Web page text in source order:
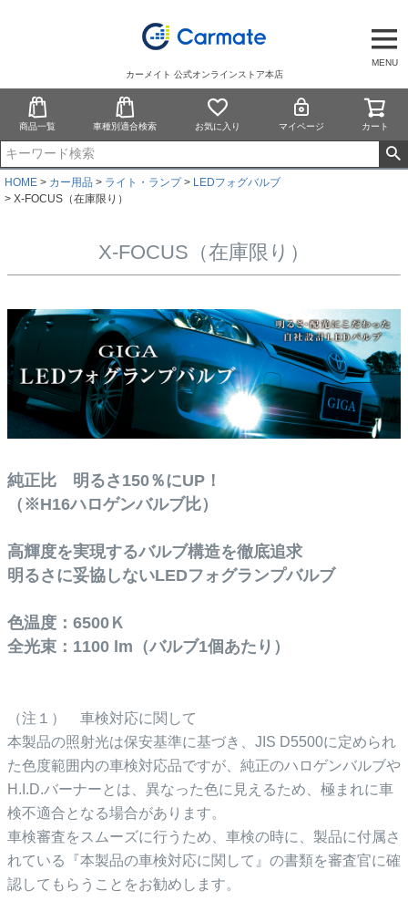
MENU
カーメイト 公式オンラインストア本店
商品一覧 車種別適合検索 お気に入り マイページ カート
HOME カー用品 ライト・ランプ
LEDフォグバルブ
X-FOCUS（在庫限り）
X-FOCUS（在庫限り）
純正比 明るさ150％にUP！
（※H16ハロゲンバルブ比）
高輝度を実現するバルブ構造を徹底追求
明るさに妥協しないLEDフォグランプバルブ
色温度：6500Ｋ
全光束：1100 lm（バルブ1個あたり）
（注１） 車検対応に関して
本製品の照射光は保安基準に基づき、JIS D5500に定められ
た色度範囲内の車検対応品ですが、純正のハロゲンバルブや
H.I.D.バーナーとは、異なった色に見えるため、極まれに車
検不適合となる場合があります。
車検審査をスムーズに行うため、車検の時に、製品に付属さ
れている『本製品の車検対応に関して』の書類を審査官に確
認してもらうことをお勧めします。